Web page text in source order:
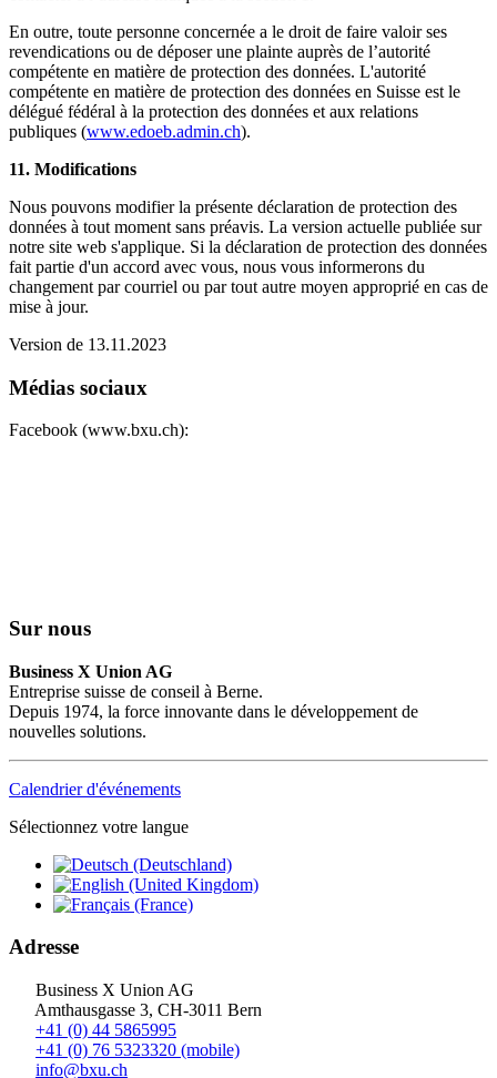
En outre, toute personne concernée a le droit de faire valoir ses
revendications ou de déposer une plainte auprès de l’autorité
compétente en matière de protection des données. L'autorité
compétente en matière de protection des données en Suisse est le
délégué fédéral à la protection des données et aux relations
publiques (www.edoeb.admin.ch).
11. Modifications
Nous pouvons modifier la présente déclaration de protection des
données à tout moment sans préavis. La version actuelle publiée sur
notre site web s'applique. Si la déclaration de protection des données
fait partie d'un accord avec vous, nous vous informerons du
changement par courriel ou par tout autre moyen approprié en cas de
mise à jour.
Version de 13.11.2023
Médias sociaux
Facebook (www.bxu.ch):
Sur nous
Business X Union AG
Entreprise suisse de conseil à Berne.
Depuis 1974, la force innovante dans le développement de
nouvelles solutions.
Calendrier d'événements
Sélectionnez votre langue
Adresse
Business X Union AG
Amthausgasse 3, CH-3011 Bern
+41 (0) 44 5865995
+41 (0) 76 5323320 (mobile)
info@bxu.ch